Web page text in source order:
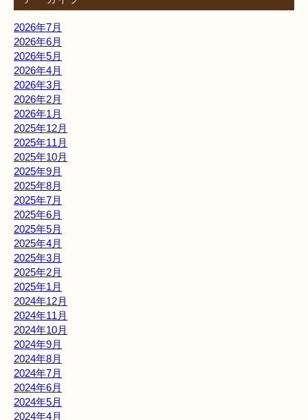
2026年7月
2026年6月
2026年5月
2026年4月
2026年3月
2026年2月
2026年1月
2025年12月
2025年11月
2025年10月
2025年9月
2025年8月
2025年7月
2025年6月
2025年5月
2025年4月
2025年3月
2025年2月
2025年1月
2024年12月
2024年11月
2024年10月
2024年9月
2024年8月
2024年7月
2024年6月
2024年5月
2024年4月